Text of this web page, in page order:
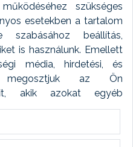
szükséges
esetekben a tartalom
szabásához beállítás,
is használunk. Emellett
média, hirdetési, és
megosztjuk az Ön
akik azokat egyéb
kombinálhatják. A sütik
naplózást végzünk és
automatikusan töröljük. A
modul
modul